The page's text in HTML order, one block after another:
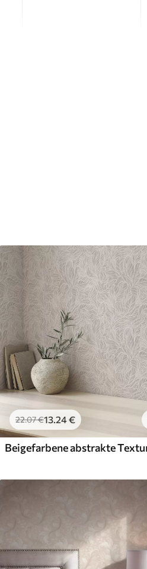
Anwendung
Verfügbare Materialien
Standard
.0027.00€/m²
22.07€13.24€